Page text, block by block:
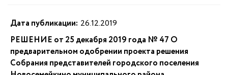
Дата публикации: 26.12.2019
РЕШЕНИЕ от 25 декабря 2019 года № 47 О
предварительном одобрении проекта решения
Собрания представителей городского поселения